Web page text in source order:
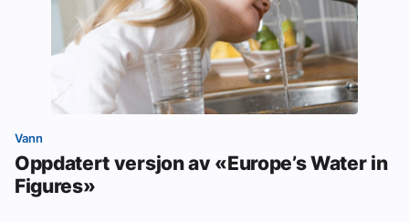
Vann
Oppdatert versjon av «Europe’s Water in
Figures»